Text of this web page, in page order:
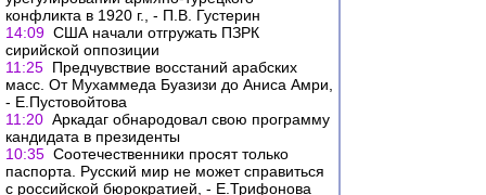
конфликта в 1920 г., - П.В. Густерин
14:09 США начали отгружать ПЗРК
сирийской оппозиции
11:25 Предчувствие восстаний арабских
масс. От Мухаммеда Буазизи до Аниса Амри,
- Е.Пустовойтова
11:20 Аркадаг обнародовал свою программу
кандидата в президенты
10:35 Соотечественники просят только
паспорта. Русский мир не может справиться
с российской бюрократией, - Е.Трифонова